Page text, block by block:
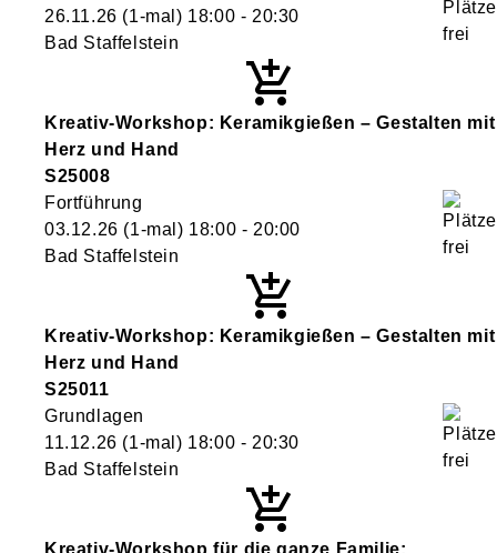
26.11.26 (1-mal) 18:00 - 20:30
Bad Staffelstein
Kreativ-Workshop: Keramikgießen – Gestalten mit
Herz und Hand
S25008
Fortführung
03.12.26 (1-mal) 18:00 - 20:00
Bad Staffelstein
Kreativ-Workshop: Keramikgießen – Gestalten mit
Herz und Hand
S25011
Grundlagen
11.12.26 (1-mal) 18:00 - 20:30
Bad Staffelstein
Kreativ-Workshop für die ganze Familie: